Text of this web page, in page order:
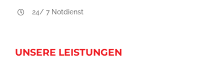
24/ 7 Notdienst
UNSERE LEISTUNGEN